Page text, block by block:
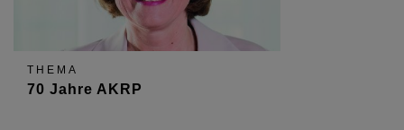
THEMA
70 Jahre AKRP